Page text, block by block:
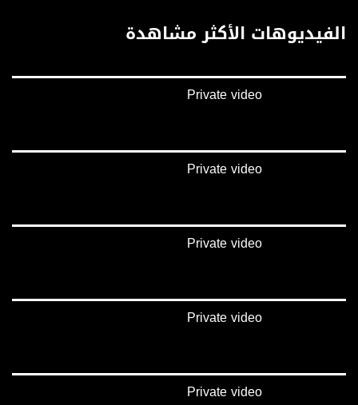
الفيديوهات الأكثر مشاهدة
Private video
Private video
Private video
Private video
Private video